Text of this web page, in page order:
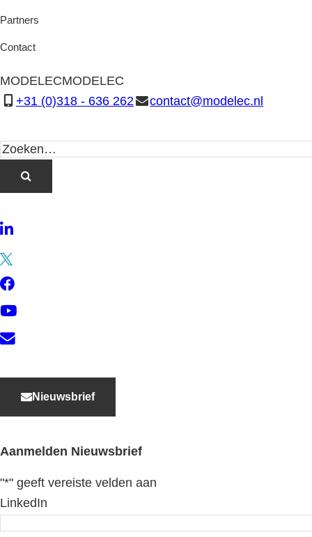
Partners
Contact
MODELECMODELEC
+31 (0)318 - 636 262
contact@modelec.nl
LinkedIn
YouTube
Contact
Nieuwsbrief
Aanmelden Nieuwsbrief
"*" geeft vereiste velden aan
LinkedIn